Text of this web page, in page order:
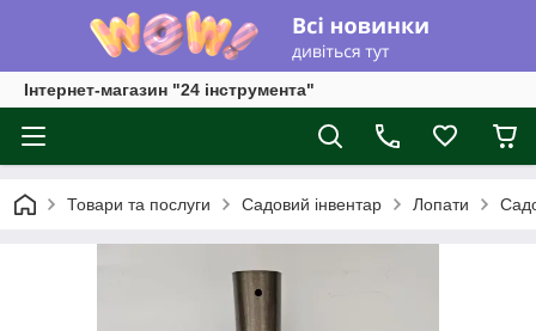
Інтернет-магазин "24 інструмента"
Товари та послуги Садовий інвентар Лопати